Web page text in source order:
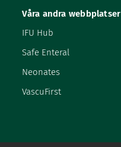
Våra andra webbplatser
IFU Hub
Safe Enteral
Neonates
VascuFirst